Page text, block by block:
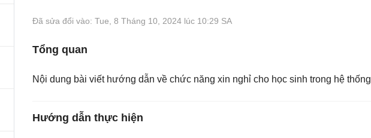
Đã sửa đổi vào: Tue, 8 Tháng 10, 2024 lúc 10:29 SA
Tổng quan
Nội dung bài viết hướng dẫn về chức năng xin nghỉ cho học sinh trong hệ thống
Hướng dẫn thực hiện